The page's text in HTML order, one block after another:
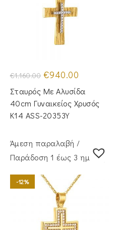
€1,160.00 Original
price
was:
€1,160.00.
€940.00
τιμή
είναι:
€940.00.
Σταυρός Με Αλυσίδα
40cm Γυναικείος Χρυσός
Κ14 ASS-20353Y
Άμεση παραλαβή /
Παράδoση 1 έως 3 ημέρες
-12%